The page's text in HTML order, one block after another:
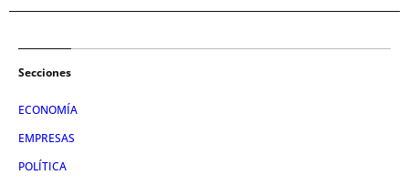
Secciones
ECONOMÍA
EMPRESAS
POLÍTICA